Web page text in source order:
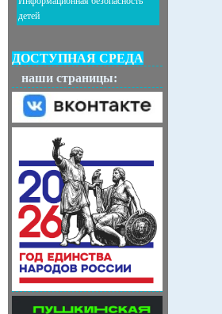
детей
ДОСТУПНАЯ СРЕДА
наши страницы: